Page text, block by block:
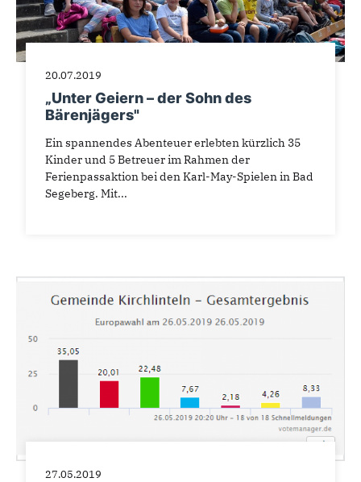
20.07.2019
„Unter Geiern – der Sohn des
Bärenjägers"
Ein spannendes Abenteuer erlebten kürzlich 35
Kinder und 5 Betreuer im Rahmen der
Ferienpassaktion bei den Karl-May-Spielen in Bad
Segeberg. Mit...
27.05.2019